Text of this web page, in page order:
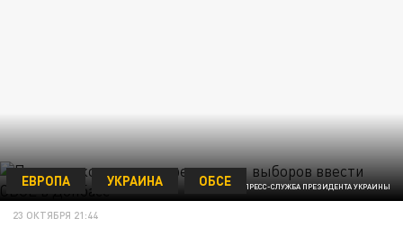
ФОТО - ПРЕСС-СЛУЖБА ПРЕЗИДЕНТА УКРАИНЫ
ЕВРОПА УКРАИНА ОБСЕ
23 ОКТЯБРЯ 21:44